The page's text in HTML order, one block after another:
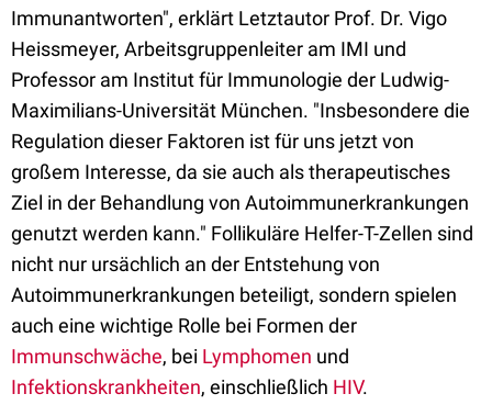
Immunantworten", erklärt Letztautor Prof. Dr. Vigo
Heissmeyer, Arbeitsgruppenleiter am IMI und
Professor am Institut für Immunologie der Ludwig-
Maximilians-Universität München. "Insbesondere die
Regulation dieser Faktoren ist für uns jetzt von
großem Interesse, da sie auch als therapeutisches
Ziel in der Behandlung von Autoimmunerkrankungen
genutzt werden kann." Follikuläre Helfer-T-Zellen sind
nicht nur ursächlich an der Entstehung von
Autoimmunerkrankungen beteiligt, sondern spielen
auch eine wichtige Rolle bei Formen der
Immunschwäche, bei Lymphomen und
Infektionskrankheiten, einschließlich HIV.